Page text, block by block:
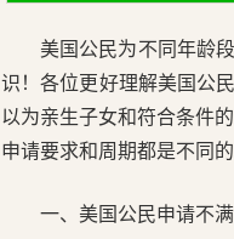
美国公民为不同年龄
识！各位更好理解美国公
以为亲生子女和符合条件
申请要求和周期都是不同的
一、美国公民申请不